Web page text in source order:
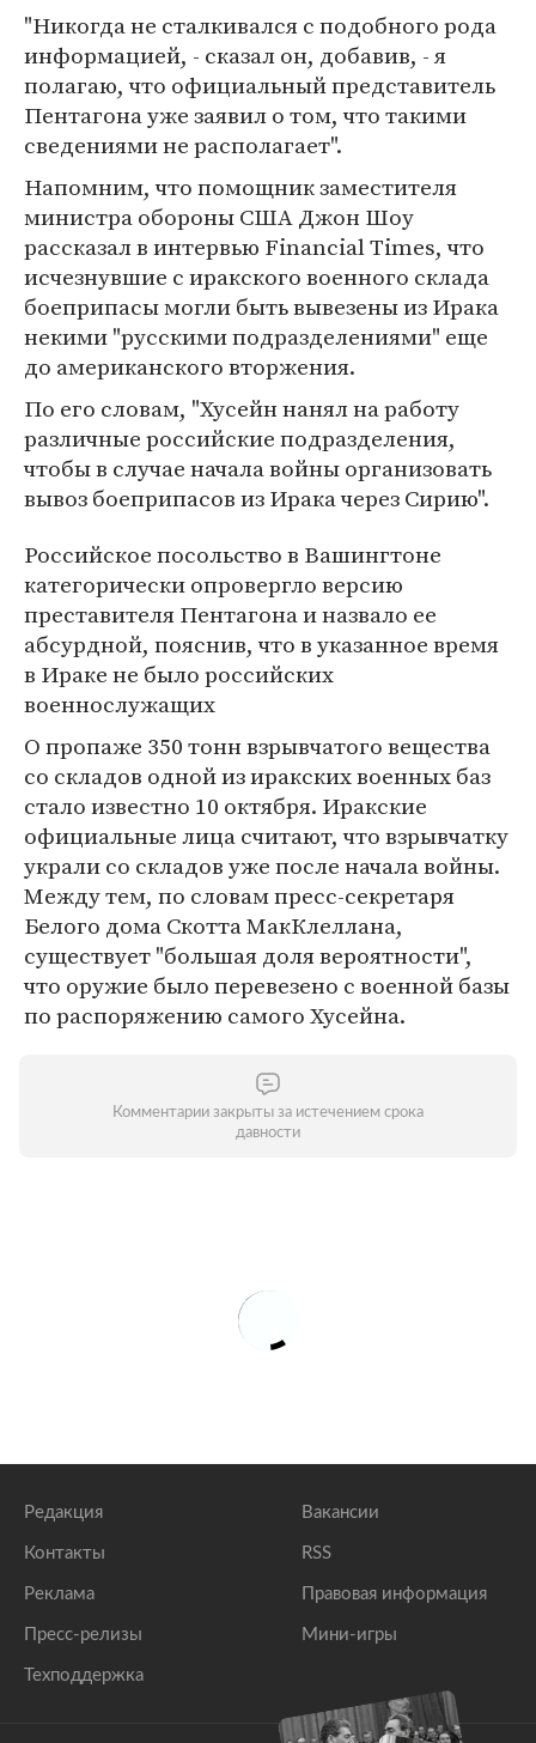
"Никогда не сталкивался с подобного рода
информацией, - сказал он, добавив, - я
полагаю, что официальный представитель
Пентагона уже заявил о том, что такими
сведениями не располагает".
Напомним, что помощник заместителя
министра обороны США Джон Шоу
рассказал в интервью Financial Times, что
исчезнувшие с иракского военного склада
боеприпасы могли быть вывезены из Ирака
некими "русскими подразделениями" еще
до американского вторжения.
По его словам, "Хусейн нанял на работу
различные российские подразделения,
чтобы в случае начала войны организовать
вывоз боеприпасов из Ирака через Сирию".
Российское посольство в Вашингтоне
категорически опровергло версию
преставителя Пентагона и назвало ее
абсурдной, пояснив, что в указанное время
в Ираке не было российских
военнослужащих
О пропаже 350 тонн взрывчатого вещества
со складов одной из иракских военных баз
стало известно 10 октября. Иракские
официальные лица считают, что взрывчатку
украли со складов уже после начала войны.
Между тем, по словам пресс-секретаря
Белого дома Скотта МакКлеллана,
существует "большая доля вероятности",
что оружие было перевезено с военной базы
по распоряжению самого Хусейна.
Комментарии закрыты за истечением срока
давности
Редакция
Контакты
Реклама
Пресс-релизы
Техподдержка
Вакансии
RSS
Правовая информация
Мини-игры